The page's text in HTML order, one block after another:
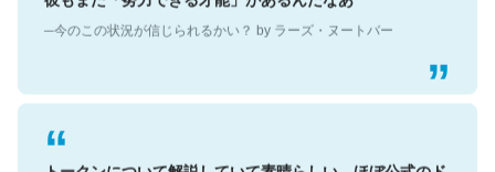
トークンについて解説していて素晴らしい。ほぼ公式のド